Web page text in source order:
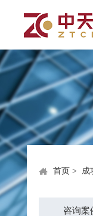
首页 > 成
咨询案